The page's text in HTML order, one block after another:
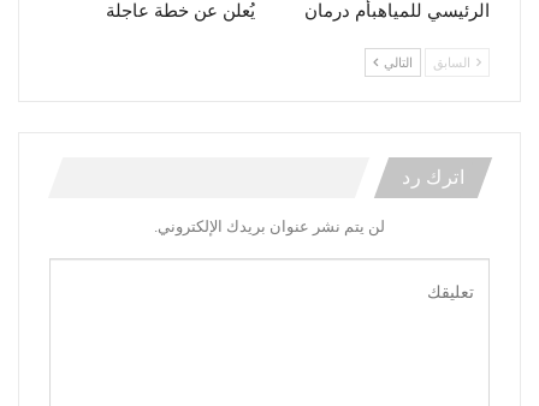
الرئيسي للمياهبأم درمان
يُعلن عن خطة عاجلة
السابق التالي
اترك رد
لن يتم نشر عنوان بريدك الإلكتروني.